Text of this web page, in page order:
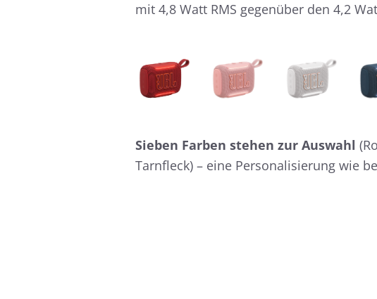
mit 4,8 Watt RMS gegenüber den 4,2
Sieben Farben stehen zur Auswahl
Tarnfleck) – eine Personalisierung wie